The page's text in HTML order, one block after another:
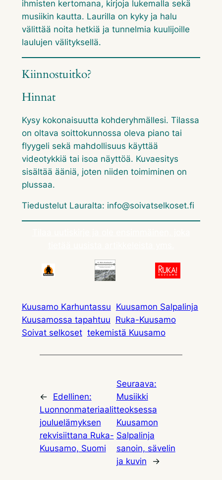
ihmisten kertomana, kirjoja lukemalla sekä
musiikin kautta. Laurilla on kyky ja halu
välittää noita hetkiä ja tunnelmia kuulijoille
laulujen välityksellä.
Kiinnostuitko?
Hinnat
Kysy kokonaisuutta kohderyhmällesi. Tilassa
on oltava soittokunnossa oleva piano tai
flyygeli sekä mahdollisuus käyttää
videotykkiä tai isoa näyttöä. Kuvaesitys
sisältää ääniä, joten niiden toimiminen on
plussaa.
Tiedustelut Lauralta: info@soivatselkoset.fi
Kuusamo Karhuntassu Kuusamon Salpalinja
Kuusamossa tapahtuu Ruka-Kuusamo
Soivat selkoset tekemistä Kuusamo
←
Edellinen:
Luonnonmateriaalit
jouluelämyksen
rekvisiittana Ruka-
Kuusamo, Suomi
Seuraava:
Musiikki
teoksessa
Kuusamon
Salpalinja
sanoin, sävelin
ja kuvin
→